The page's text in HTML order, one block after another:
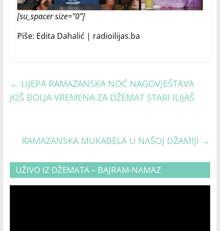
[su_spacer size=”0”]
Piše: Edita Dahalić | radioilijas.ba
← LIJEPA RAMAZANSKA NOĆ NAGOVJEŠTAVA
JOŠ BOLJA VREMENA ZA DŽEMAT STARI ILIJAŠ
RAMAZANSKA MUKABELA U NAŠOJ DŽAMIJI →
UŽIVO IZ DŽEMATA – BAJRAM-NAMAZ